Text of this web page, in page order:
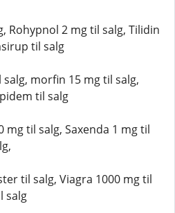
Rohypnol 2 mg til salg, Tilidin
til salg
salg, morfin 15 mg til salg,
til salg
mg til salg, Saxenda 1 mg til
til salg, Viagra 1000 mg til
salg